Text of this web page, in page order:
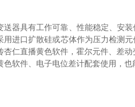
器具有工作可靠、性能稳定、安装
采用进口扩散硅或芯体作为压力检测
仁直播黄色软件，霍尔元件、
软件、电子电位差计配套使用，